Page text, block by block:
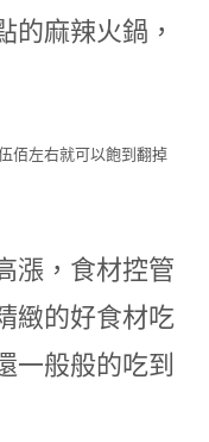
的麻辣火鍋，
佰左右就可以飽到翻掉
漲，食材控管
緻的好食材吃
一般般的吃到